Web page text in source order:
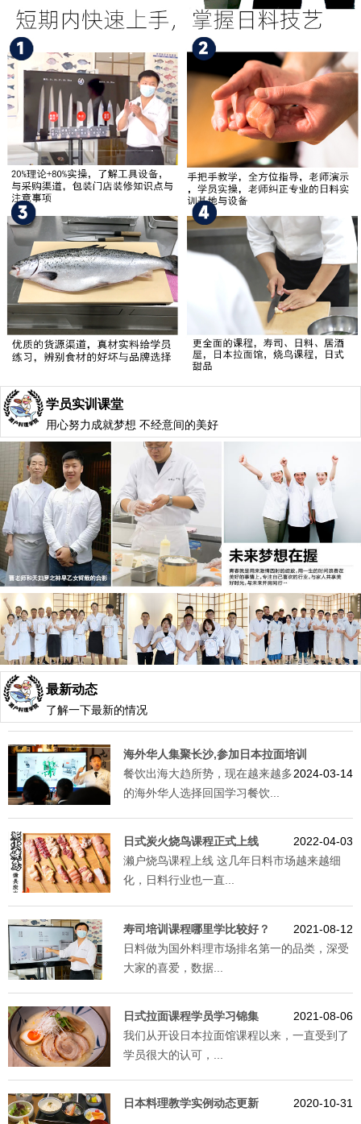
学员实训课堂
用心努力成就梦想 不经意间的美好
最新动态
了解一下最新的情况
海外华人集聚长沙,参加日本拉面培训
2024-03-14
餐饮出海大趋所势，现在越来越多
的海外华人选择回国学习餐饮...
日式炭火烧鸟课程正式上线
2022-04-03
濑户烧鸟课程上线 这几年日料市场越来越细
化，日料行业也一直...
寿司培训课程哪里学比较好？
2021-08-12
日料做为国外料理市场排名第一的品类，深受
大家的喜爱，数据...
日式拉面课程学员学习锦集
2021-08-06
我们从开设日本拉面馆课程以来，一直受到了
学员很大的认可，...
日本料理教学实例动态更新
2020-10-31